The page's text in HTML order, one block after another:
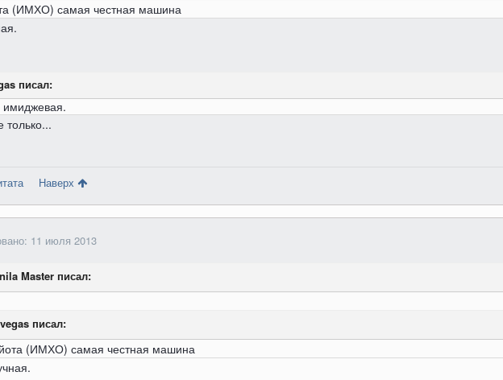
(ИМХО) самая честная машина
писал:
только...
Наверх
11 июля 2013
Master писал:
vegas писал:
(ИМХО) самая честная машина